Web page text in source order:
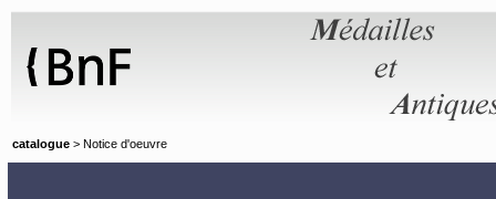
catalogue > Notice d'oeuvre